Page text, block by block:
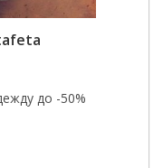
до -50%